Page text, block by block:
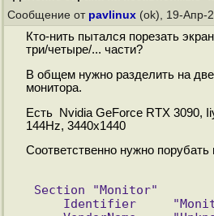
Сообщение от pavlinux (ok), 19-Апр-
Кто-нить пытался порезать
три/четыре/... части?
В общем нужно разделить на
монитора.
Есть Nvidia GeForce RTX 3090,
144Hz, 3440х1440
Соответственно нужно порубать
Section "Monitor"
Identifier